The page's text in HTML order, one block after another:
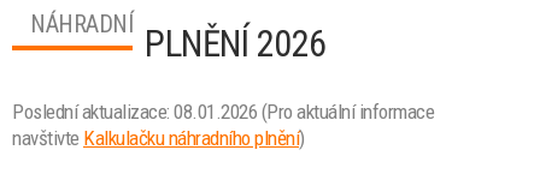
NÁHRADNÍ PLNĚNÍ 2026
Poslední aktualizace: 08.01.2026 (Pro aktuální informace
navštivte Kalkulačku náhradního plnění)